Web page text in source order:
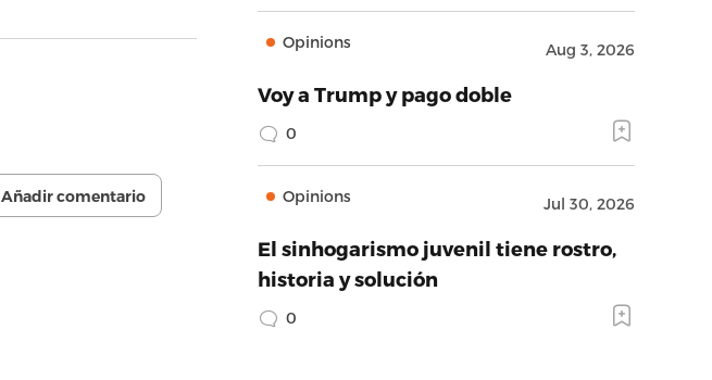
Añadir comentario
Opinions Aug 3, 2026
Voy a Trump y pago doble
0
Opinions Jul 30, 2026
El sinhogarismo juvenil tiene rostro,
historia y solución
0